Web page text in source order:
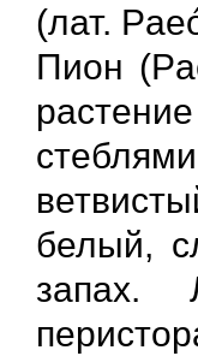
(лат.
Пион
белый,
запах.